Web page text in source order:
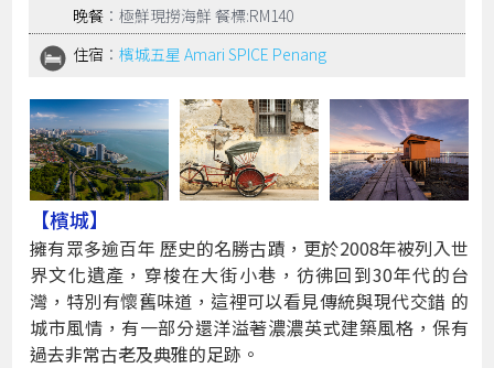
晚餐 ：極鮮現撈海鮮 餐標:RM140
住宿 ：檳城五星 Amari SPICE Penang
【檳城】
擁有眾多逾百年 歷史的名勝古蹟，更於2008年被列入世
界文化遺產，穿梭在大街小巷，彷彿回到30年代的台
灣，特別有懷舊味道，這裡可以看見傳統與現代交錯 的
城市風情，有一部分還洋溢著濃濃英式建築風格，保有
過去非常古老及典雅的足跡。